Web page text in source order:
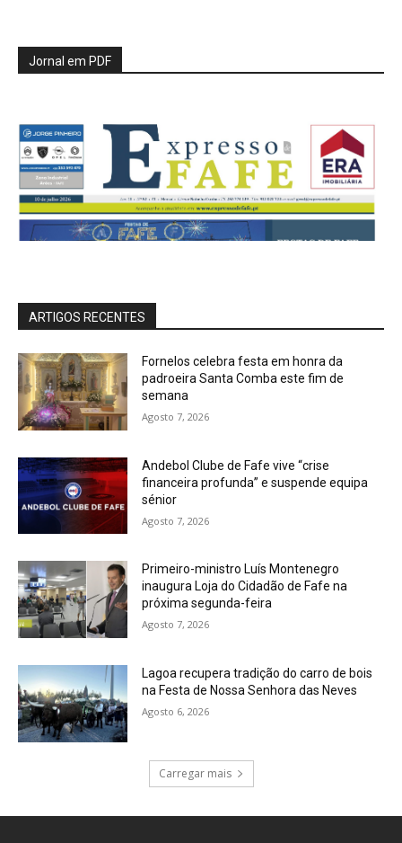
Jornal em PDF
ARTIGOS RECENTES
Fornelos celebra festa em honra da
padroeira Santa Comba este fim de
semana
Agosto 7, 2026
Andebol Clube de Fafe vive “crise
financeira profunda” e suspende equipa
sénior
Agosto 7, 2026
Primeiro-ministro Luís Montenegro
inaugura Loja do Cidadão de Fafe na
próxima segunda-feira
Agosto 7, 2026
Lagoa recupera tradição do carro de bois
na Festa de Nossa Senhora das Neves
Agosto 6, 2026
Carregar mais